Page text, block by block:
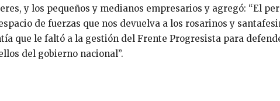
y los pequeños y medianos empresarios y agregó: “El
de fuerzas que nos devuelva a los rosarinos y
que le faltó a la gestión del Frente Progresista para
del gobierno nacional”.